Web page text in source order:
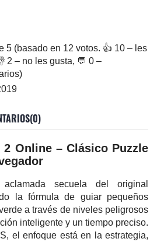
5 (basado en 12 votos. 👍 10 – les
2 – no les gusta, 💬 0 –
Online – Clásico Puzzle
secuela del original
la fórmula de guiar pequeños
a través de niveles peligrosos
inteligente y un tiempo preciso.
el enfoque está en la estrategia,